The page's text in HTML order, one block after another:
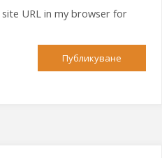
URL in my browser for